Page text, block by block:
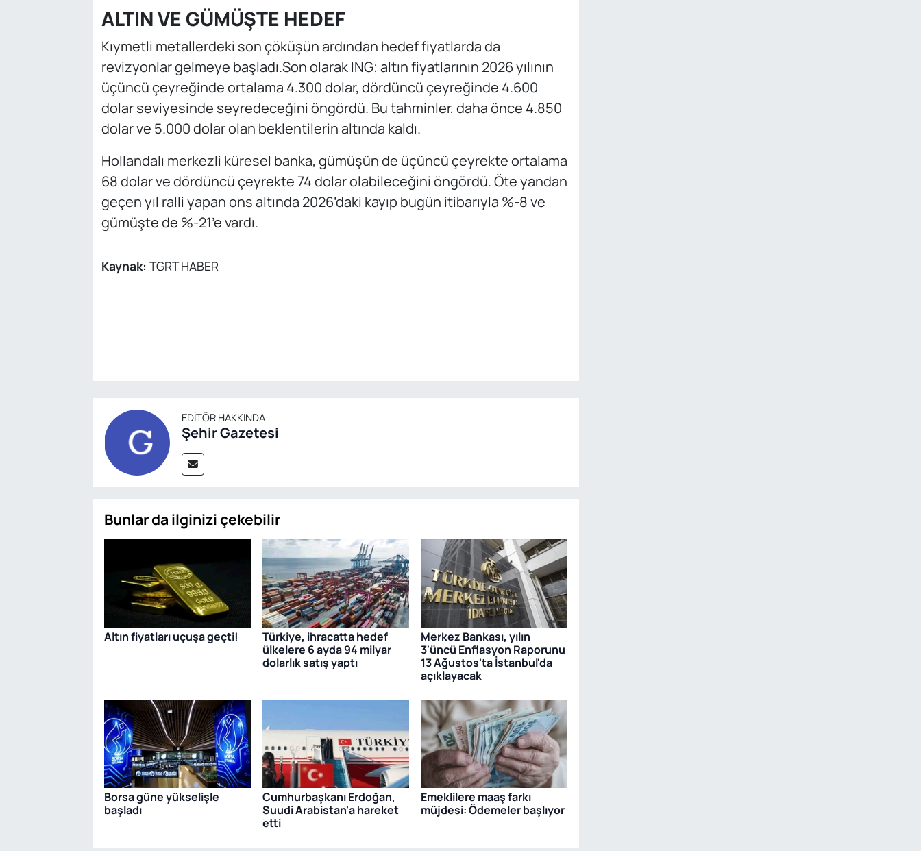
ALTIN VE GÜMÜŞTE HEDEF
Kıymetli metallerdeki son çöküşün ardından hedef fiyatlarda da
revizyonlar gelmeye başladı.Son olarak ING; altın fiyatlarının 2026 yılının
üçüncü çeyreğinde ortalama 4.300 dolar, dördüncü çeyreğinde 4.600
dolar seviyesinde seyredeceğini öngördü. Bu tahminler, daha önce 4.850
dolar ve 5.000 dolar olan beklentilerin altında kaldı.
Hollandalı merkezli küresel banka, gümüşün de üçüncü çeyrekte ortalama
68 dolar ve dördüncü çeyrekte 74 dolar olabileceğini öngördü. Öte yandan
geçen yıl ralli yapan ons altında 2026’daki kayıp bugün itibarıyla %-8 ve
gümüşte de %-21’e vardı.
Kaynak: TGRT HABER
EDITÖR HAKKINDA
Şehir Gazetesi
Bunlar da ilginizi çekebilir
Altın fiyatları uçuşa geçti!
Türkiye, ihracatta hedef
ülkelere 6 ayda 94 milyar
dolarlık satış yaptı
Merkez Bankası, yılın
3'üncü Enflasyon Raporunu
13 Ağustos'ta İstanbul'da
açıklayacak
Borsa güne yükselişle
başladı
Cumhurbaşkanı Erdoğan,
Suudi Arabistan'a hareket
etti
Emeklilere maaş farkı
müjdesi: Ödemeler başlıyor